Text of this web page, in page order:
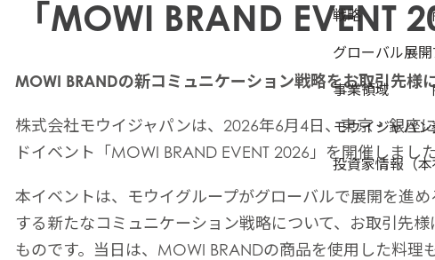
戦略
グローバル展開
事業領域
モウイジャパ
投資家情報（本
「MOWI BRAND EVENT
MOWI BRANDの新コミュニケーション戦略をお取引先様
株式会社モウイジャパンは、2026年6月4日、東京・銀座
ドイベント「MOWI BRAND EVENT 2026」を開催しました
本イベントは、モウイグループがグローバルで展開を進
する新たなコミュニケーション戦略について、お取引先
ものです。当日は、MOWI BRANDの商品を使用した料理